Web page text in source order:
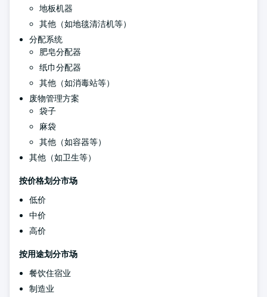
地板机器
其他（如地毯清洁机等）
分配系统
肥皂分配器
纸巾分配器
其他（如消毒站等）
废物管理方案
袋子
麻袋
其他（如容器等）
其他（如卫生等）
按价格划分市场
低价
中价
高价
按用途划分市场
餐饮住宿业
制造业